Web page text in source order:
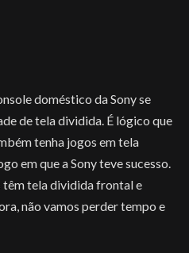
doméstico da Sony se
de tela dividida. É lógico que
tenha jogos em tela
em que a Sony teve sucesso.
tela dividida frontal e
não vamos perder tempo e